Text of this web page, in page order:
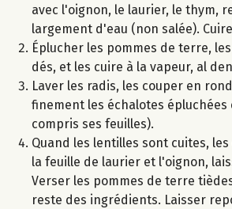
avec l'oignon, le laurier, le thym,
largement d'eau (non salée).
Éplucher les pommes de terre,
dés, et les cuire à la vapeur, al
Laver les radis, les couper en
finement les échalotes épluchées
compris ses feuilles).
Quand les lentilles sont cuites,
la feuille de laurier et l'oignon,
Verser les pommes de terre
reste des ingrédients. Laisser